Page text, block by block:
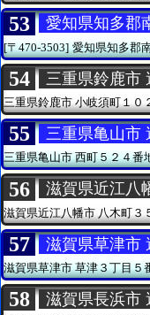
53 愛知県知多郡
[〒470-3503] 愛知県知多郡
54 三重県鈴鹿市
三重県鈴鹿市小岐須町１０
55 三重県亀山市
三重県亀山市西町５２４番
56 滋賀県近江八
滋賀県近江八幡市 八木町３
57 滋賀県草津市
滋賀県草津市草津３丁目５
58 滋賀県長浜市